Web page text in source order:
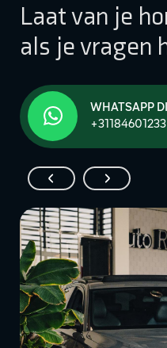
Laat van je
als je vragen
WHATSAPP
+31184601233